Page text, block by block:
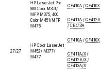
HP LaserJet Pro
300 Сolor M351/
MFP M375, 400
Сolor M451/MFP
M475
CE410A / CE410X
CE411A / CE412A
/ CE413A
27/27
HP Color LaserJet
M452/ M377/
M477
CF410A / CF410X
CF411A/X /
CE412A/X /
CF413A/X